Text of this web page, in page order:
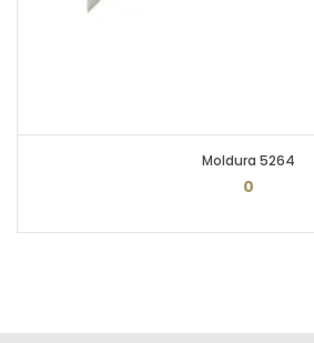
Moldura 5264
0